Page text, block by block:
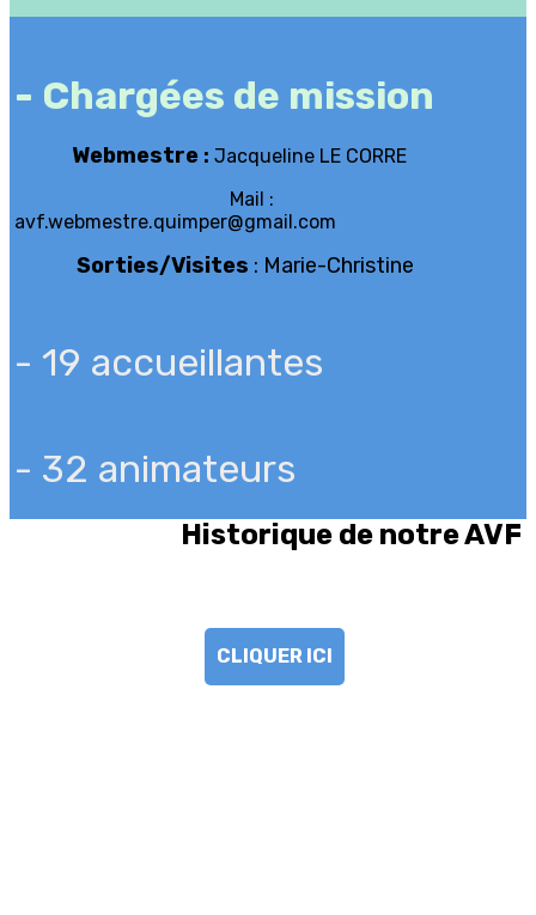
- Chargées de mission
Webmestre : Jacqueline LE CORRE
Mail :
avf.webmestre.quimper@gmail.com
Sorties/Visites : Marie-Christine
- 19 accueillantes
- 32 animateurs
Historique de notre AVF
CLIQUER ICI